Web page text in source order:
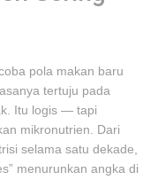
pola makan baru
tertuju pada
Itu logis — tapi
mikronutrien. Dari
selama satu dekade,
menurunkan angka di